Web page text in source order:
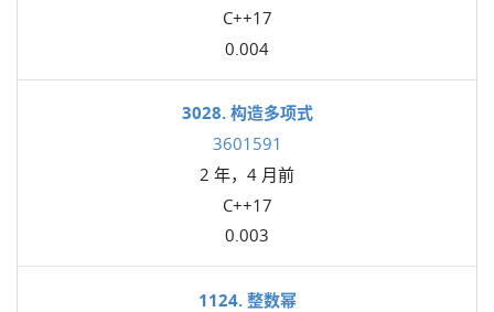
C++17
0.004
3028. 构造多项式
3601591
2 年，4 月前
C++17
0.003
1124. 整数幂